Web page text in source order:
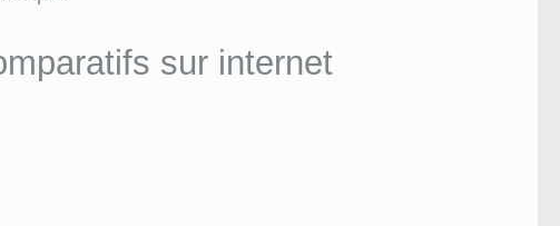
sur internet